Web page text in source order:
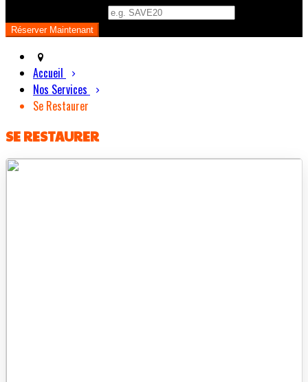
Accueil
Nos Services
Se Restaurer
SE RESTAURER